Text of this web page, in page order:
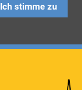
Ich stimme zu